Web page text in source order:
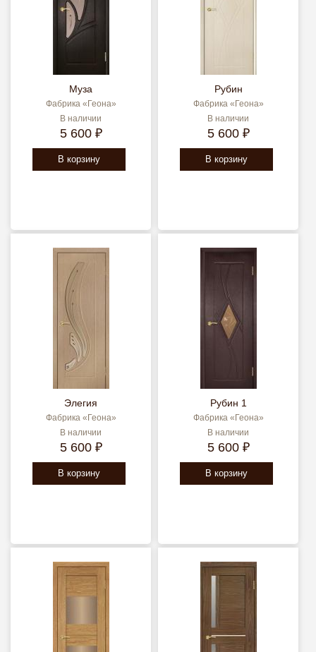
Муза
Фабрика «Геона»
В наличии
5 600 ₽
В корзину
Рубин
Фабрика «Геона»
В наличии
5 600 ₽
В корзину
Элегия
Фабрика «Геона»
В наличии
5 600 ₽
В корзину
Рубин 1
Фабрика «Геона»
В наличии
5 600 ₽
В корзину